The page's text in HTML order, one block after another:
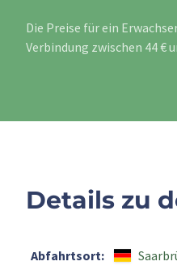
Die Preise für ein
Verbindung zwischen 44 €
Details zu
Abfahrtsort: